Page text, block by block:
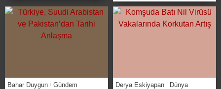
Bahar Duygun Gündem Derya Eskiyapan Dünya